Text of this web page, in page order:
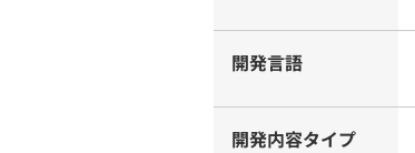
開発言語
開発内容タイプ